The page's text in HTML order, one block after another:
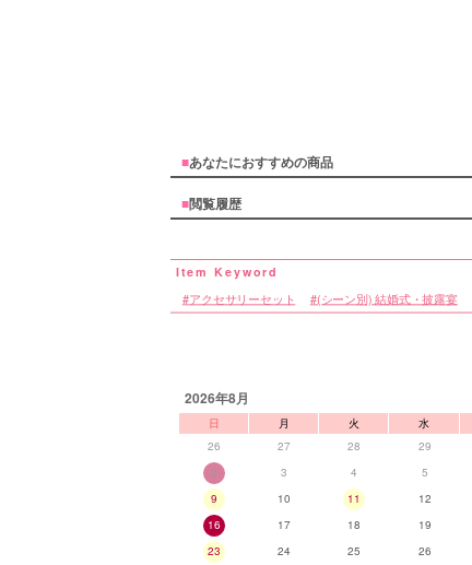
■あなたにおすすめの商品
■閲覧履歴
アクセサリーセット (シーン別) 結婚式・披露宴
2026年8月
日 月 火 水
26
27 28 29
2
3 4 5
9
10 11 12
16
17 18 19
23
24 25 26